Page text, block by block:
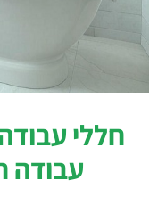
חללי
עבודה